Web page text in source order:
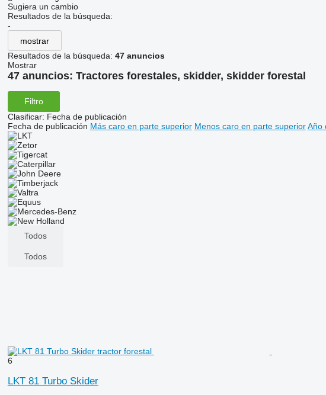
Sugiera un cambio
Resultados de la búsqueda:
-
mostrar
Resultados de la búsqueda: 47 anuncios
Mostrar
47 anuncios: Tractores forestales, skidder, skidder forestal
Filtro
Clasificar: Fecha de publicación
Fecha de publicación Más caro en parte superior Menos caro en parte superior Año
Todos
Todos
6
LKT 81 Turbo Skider